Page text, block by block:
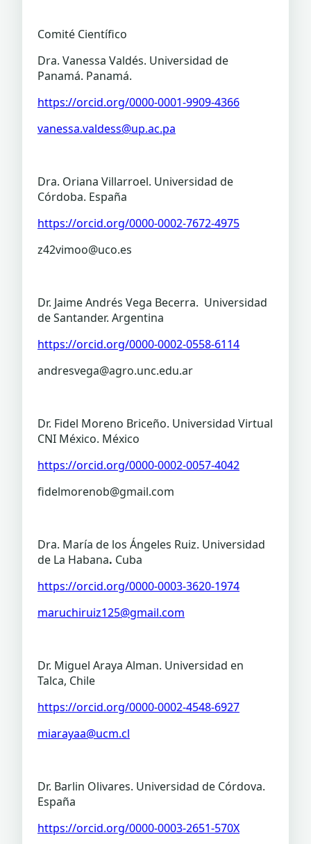
Comité Científico
Dra. Vanessa Valdés. Universidad de
Panamá. Panamá.
https://orcid.org/0000-0001-9909-4366
vanessa.valdess@up.ac.pa
Dra. Oriana Villarroel. Universidad de
Córdoba. España
https://orcid.org/0000-0002-7672-4975
z42vimoo@uco.es
Dr. Jaime Andrés Vega Becerra. Universidad
de Santander. Argentina
https://orcid.org/0000-0002-0558-6114
andresvega@agro.unc.edu.ar
Dr. Fidel Moreno Briceño. Universidad Virtual
CNI México. México
https://orcid.org/0000-0002-0057-4042
fidelmorenob@gmail.com
Dra. María de los Ángeles Ruiz. Universidad
de La Habana. Cuba
https://orcid.org/0000-0003-3620-1974
maruchiruiz125@gmail.com
Dr. Miguel Araya Alman. Universidad en
Talca, Chile
https://orcid.org/0000-0002-4548-6927
miarayaa@ucm.cl
Dr. Barlin Olivares. Universidad de Córdova.
España
https://orcid.org/0000-0003-2651-570X